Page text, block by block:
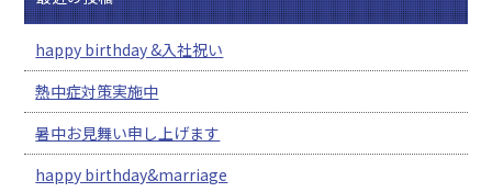
happy birthday &入社祝い
熱中症対策実施中
暑中お見舞い申し上げます
happy birthday&marriage